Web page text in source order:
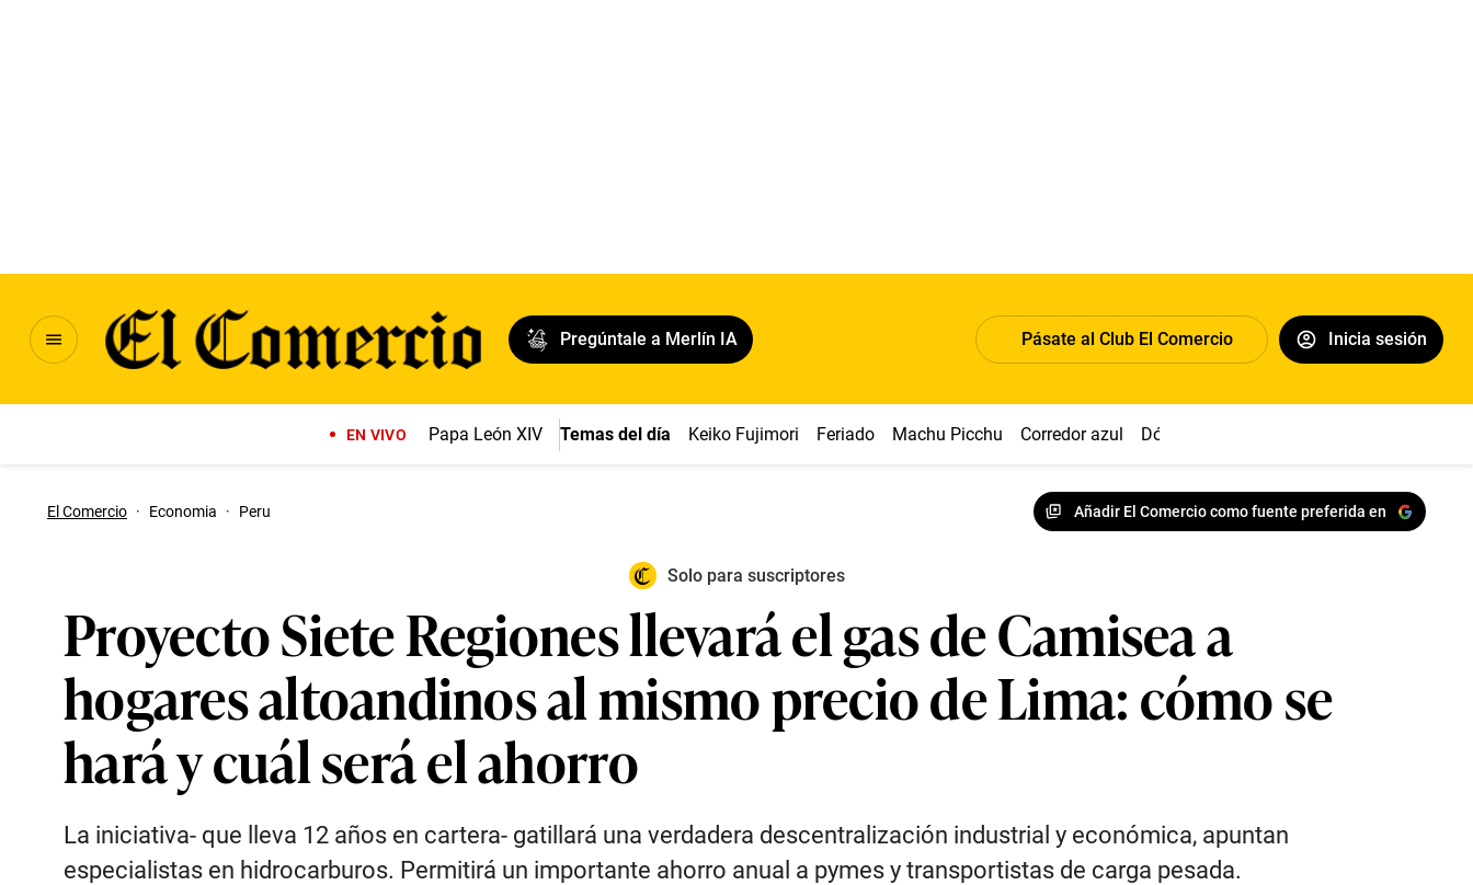
Pregúntale a Merlín IA Pásate al Club El Comercio Inicia sesión
EN VIVO Papa León XIV Temas del día Keiko Fujimori Feriado Machu Picchu Corredor azul Dólar
El Comercio · Economia · Peru Añadir El Comercio como fuente preferida en
Solo para suscriptores
Proyecto Siete Regiones llevará el gas de Camisea a
hogares altoandinos al mismo precio de Lima: cómo se
hará y cuál será el ahorro
La iniciativa- que lleva 12 años en cartera- gatillará una verdadera descentralización industrial y económica, apuntan
especialistas en hidrocarburos. Permitirá un importante ahorro anual a pymes y transportistas de carga pesada.